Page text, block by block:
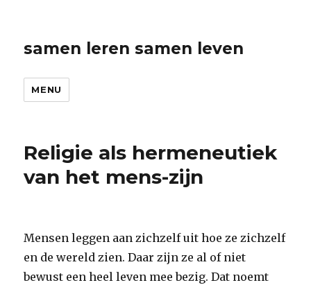
samen leren samen leven
MENU
Religie als hermeneutiek
van het mens-zijn
Mensen leggen aan zichzelf uit hoe ze zichzelf
en de wereld zien. Daar zijn ze al of niet
bewust een heel leven mee bezig. Dat noemt